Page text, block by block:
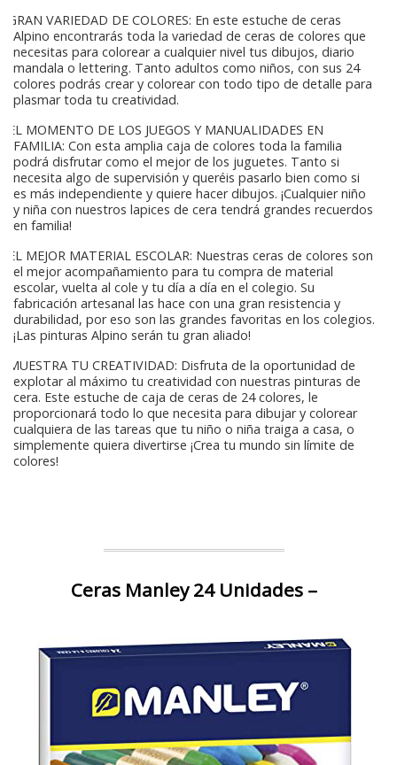
GRAN VARIEDAD DE COLORES: En este estuche de ceras
Alpino encontrarás toda la variedad de ceras de colores que
necesitas para colorear a cualquier nivel tus dibujos, diario
mandala o lettering. Tanto adultos como niños, con sus 24
colores podrás crear y colorear con todo tipo de detalle para
plasmar toda tu creatividad.
EL MOMENTO DE LOS JUEGOS Y MANUALIDADES EN
FAMILIA: Con esta amplia caja de colores toda la familia
podrá disfrutar como el mejor de los juguetes. Tanto si
necesita algo de supervisión y queréis pasarlo bien como si
es más independiente y quiere hacer dibujos. ¡Cualquier niño
y niña con nuestros lapices de cera tendrá grandes recuerdos
en familia!
EL MEJOR MATERIAL ESCOLAR: Nuestras ceras de colores son
el mejor acompañamiento para tu compra de material
escolar, vuelta al cole y tu día a día en el colegio. Su
fabricación artesanal las hace con una gran resistencia y
durabilidad, por eso son las grandes favoritas en los colegios.
¡Las pinturas Alpino serán tu gran aliado!
MUESTRA TU CREATIVIDAD: Disfruta de la oportunidad de
explotar al máximo tu creatividad con nuestras pinturas de
cera. Este estuche de caja de ceras de 24 colores, le
proporcionará todo lo que necesita para dibujar y colorear
cualquiera de las tareas que tu niño o niña traiga a casa, o
simplemente quiera divertirse ¡Crea tu mundo sin límite de
colores!
Ceras Manley 24 Unidades –